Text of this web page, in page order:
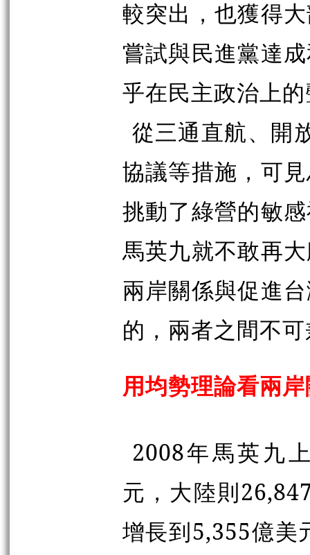
較突出，也獲得
嘗試與民進黨達
乎在民主政治上
從三通直航、開
協議等措施，可
挑動了綠營的敏
馬英九就不敢再
兩岸關係與促進
的，兩者之間不
用均勢理論看兩
2008年馬英九
元，大陸則
增長到5,355億美